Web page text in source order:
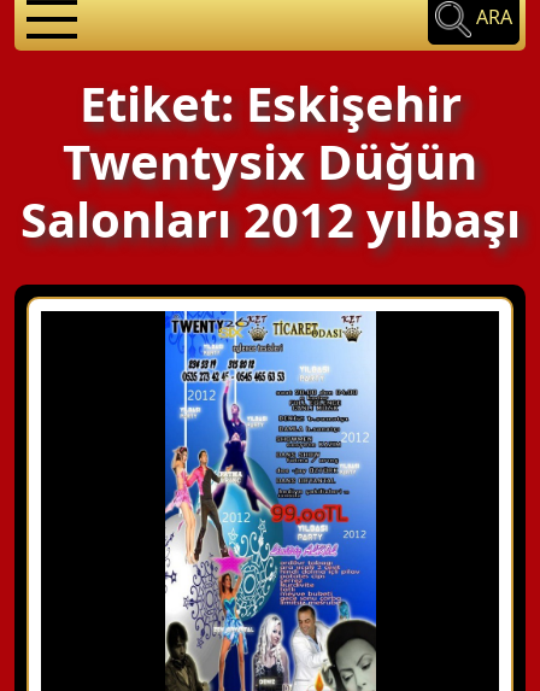
ARA
Etiket: Eskişehir
Twentysix Düğün
Salonları 2012 yılbaşı